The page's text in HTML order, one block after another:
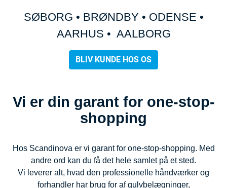
SØBORG • BRØNDBY • ODENSE •
AARHUS • AALBORG
BLIV KUNDE HOS OS
Vi er din garant for one-stop-
shopping
Hos Scandinova er vi garant for one-stop-shopping. Med
andre ord kan du få det hele samlet på et sted.
Vi leverer alt, hvad den professionelle håndværker og
forhandler har brug for af gulvbelægninger,